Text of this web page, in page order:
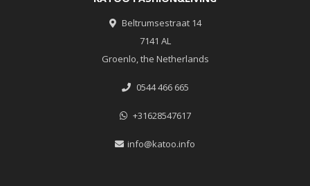
Beltrumsestraat 14
7141 AL
Groenlo, the Netherlands
0544 466 665
+31628547617
info@katoo.info